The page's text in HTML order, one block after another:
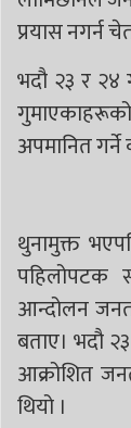
प्रयास नगर्न
भदौ २३ र २४
अपमानित गर्ने
थुनामुक्त
पहिलोपटक
आन्दोलन
बताए। भदौ
आक्रोशित
थियो ।